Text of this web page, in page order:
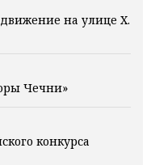
на улице Х.
Чечни»
конкурса